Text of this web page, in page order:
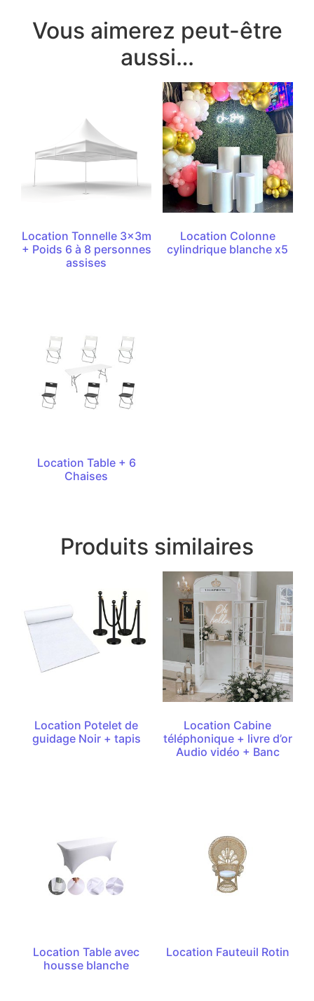
Vous aimerez peut-être
aussi…
Location Tonnelle 3x3m
+ Poids 6 à 8 personnes
assises
Location Colonne
cylindrique blanche x5
Location Table + 6
Chaises
Produits similaires
Location Potelet de
guidage Noir + tapis
Location Cabine
téléphonique + livre d’or
Audio vidéo + Banc
Location Table avec
housse blanche
Location Fauteuil Rotin